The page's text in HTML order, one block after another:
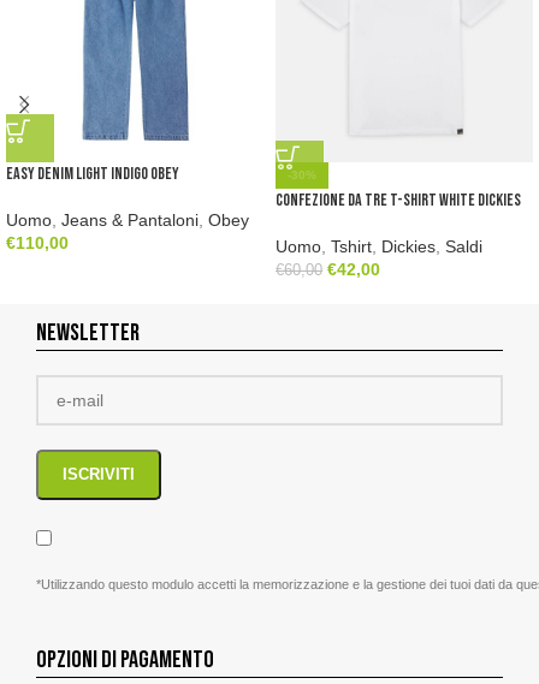
Easy Denim Light Indigo Obey
Uomo Jeans & Pantaloni Obey
€110,00
-30%
Confezione da tre t-shirt white Dickies
Uomo Tshirt Dickies Saldi
€60,00 €42,00
NEWSLETTER
*Utilizzando questo modulo accetti la memorizzazione e la gestione dei tuoi dati da
OPZIONI DI PAGAMENTO